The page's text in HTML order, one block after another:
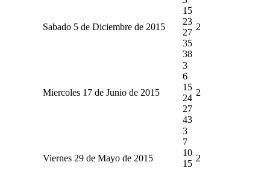
Sabado 5 de Diciembre de 2015
15
23
27
35
38
2
Miercoles 17 de Junio de 2015
3
6
15
24
27
43
2
Viernes 29 de Mayo de 2015
3
7
10
15
2